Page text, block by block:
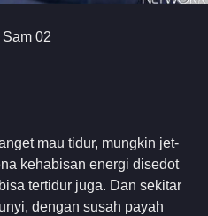
02
mau tidur, mungkin jet-
kehabisan energi disedot
tertidur juga. Dan sekitar
dengan susah payah